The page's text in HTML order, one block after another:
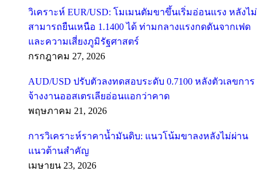
วิเคราะห์ EUR/USD: โมเมนตัมขาขึ้นเริ่มอ่อนแรง หลังไม่
สามารถยืนเหนือ 1.1400 ได้ ท่ามกลางแรงกดดันจากเฟด
และความเสี่ยงภูมิรัฐศาสตร์
กรกฎาคม 27, 2026
AUD/USD ปรับตัวลงทดสอบระดับ 0.7100 หลังตัวเลขการ
จ้างงานออสเตรเลียอ่อนแอกว่าคาด
พฤษภาคม 21, 2026
การวิเคราะห์ราคาน้ำมันดิบ: แนวโน้มขาลงหลังไม่ผ่าน
แนวต้านสำคัญ
เมษายน 23, 2026